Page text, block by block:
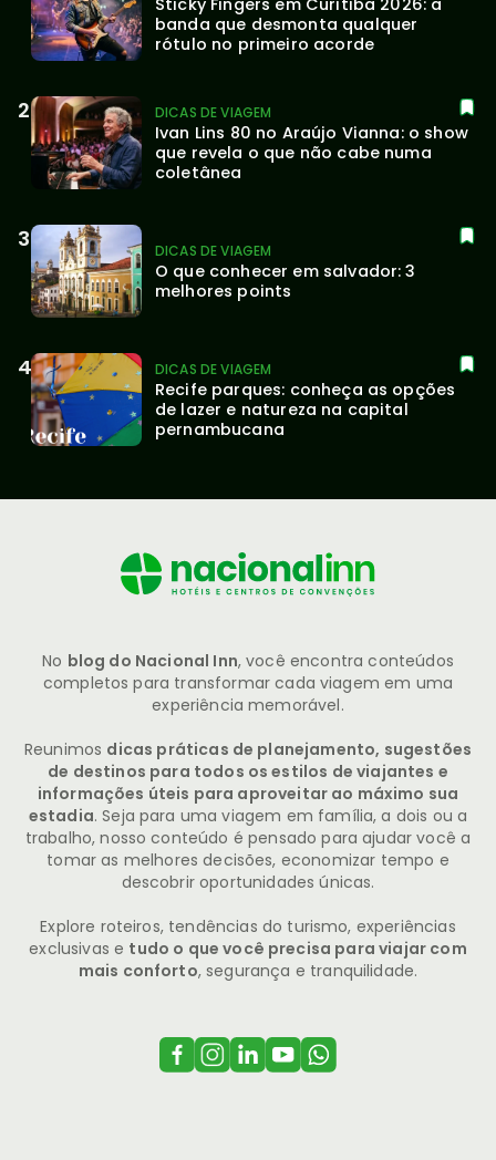
Sticky Fingers em Curitiba 2026: a
banda que desmonta qualquer
rótulo no primeiro acorde
DICAS DE VIAGEM
Ivan Lins 80 no Araújo Vianna: o show
que revela o que não cabe numa
coletânea
DICAS DE VIAGEM
O que conhecer em salvador: 3
melhores points
DICAS DE VIAGEM
Recife parques: conheça as opções
de lazer e natureza na capital
pernambucana
No blog do Nacional Inn, você encontra conteúdos
completos para transformar cada viagem em uma
experiência memorável.
Reunimos dicas práticas de planejamento, sugestões
de destinos para todos os estilos de viajantes e
informações úteis para aproveitar ao máximo sua
estadia. Seja para uma viagem em família, a dois ou a
trabalho, nosso conteúdo é pensado para ajudar você a
tomar as melhores decisões, economizar tempo e
descobrir oportunidades únicas.
Explore roteiros, tendências do turismo, experiências
exclusivas e tudo o que você precisa para viajar com
mais conforto, segurança e tranquilidade.